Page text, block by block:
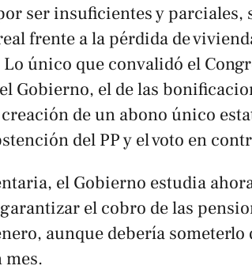
ser insuficientes y parciales,
frente a la pérdida de
único que convalidó el
Gobierno, el de las
de un abono único
del PP y el voto en
el Gobierno estudia
el cobro de las
aunque debería someterlo
mes.